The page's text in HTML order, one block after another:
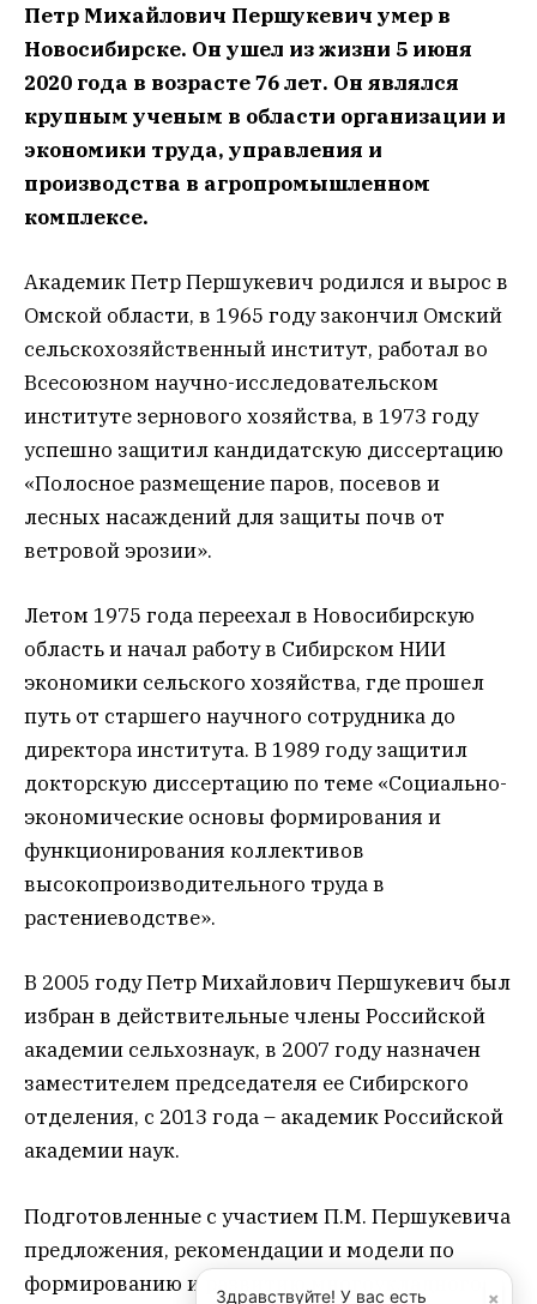
Петр Михайлович Першукевич умер в
Новосибирске. Он ушел из жизни 5 июня
2020 года в возрасте 76 лет. Он являлся
крупным ученым в области организации и
экономики труда, управления и
производства в агропромышленном
комплексе.
Академик Петр Першукевич родился и вырос в
Омской области, в 1965 году закончил Омский
сельскохозяйственный институт, работал во
Всесоюзном научно-исследовательском
институте зернового хозяйства, в 1973 году
успешно защитил кандидатскую диссертацию
«Полосное размещение паров, посевов и
лесных насаждений для защиты почв от
ветровой эрозии».
Летом 1975 года переехал в Новосибирскую
область и начал работу в Сибирском НИИ
экономики сельского хозяйства, где прошел
путь от старшего научного сотрудника до
директора института. В 1989 году защитил
докторскую диссертацию по теме «Социально-
экономические основы формирования и
функционирования коллективов
высокопроизводительного труда в
растениеводстве».
В 2005 году Петр Михайлович Першукевич был
избран в действительные члены Российской
академии сельхознаук, в 2007 году назначен
заместителем председателя ее Сибирского
отделения, с 2013 года – академик Российской
академии наук.
Подготовленные с участием П.М. Першукевича
предложения, рекомендации и модели по
формированию и развитию многоукладного
Здравствуйте! У вас есть